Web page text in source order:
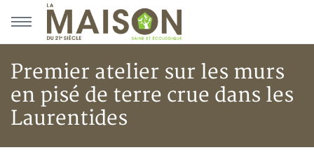
Aller au menu principal
Aller au contenu principal
Premier atelier sur les murs
en pisé de terre crue dans les
Laurentides